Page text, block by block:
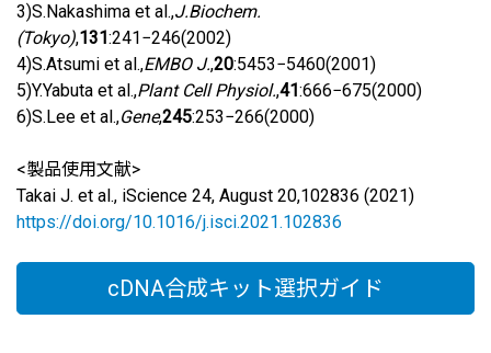
3)S.Nakashima et al.,J.Biochem.
(Tokyo),131 :241−246(2002)
4)S.Atsumi et al.,EMBO J.,20:5453−5460(2001)
5)Y.Yabuta et al.,Plant Cell Physiol.,41 :666−675(2000)
6)S.Lee et al.,Gene,245:253−266(2000)
<製品使用文献>
Takai J. et al., iScience 24, August 20,102836 (2021)
https://doi.org/10.1016/j.isci.2021.102836
cDNA合成キット選択ガイド